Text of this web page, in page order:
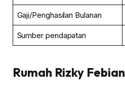
Gaji/Penghasilan Bulanan
Sumber pendapatan
Rumah Rizky Febian